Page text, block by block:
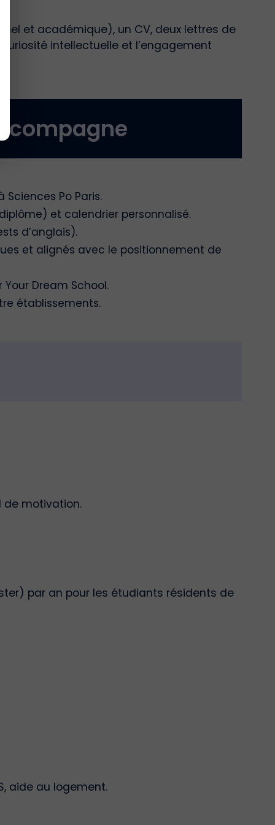
et académique), un CV, deux lettres de
intellectuelle et l’engagement
Po Paris.
et calendrier personnalisé.
d’anglais).
et alignés avec le positionnement de
Dream School.
établissements.
de motivation.
par an pour les étudiants résidents de
aide au logement.